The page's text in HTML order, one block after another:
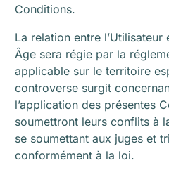
Conditions.
La relation entre l’Utilisateur
Âge sera régie par la
applicable sur le territoire
controverse surgit
l’application des présentes
soumettront leurs conflits à
se soumettant aux juges et
conformément à la loi.